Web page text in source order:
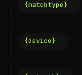
{matchtype}
{device}